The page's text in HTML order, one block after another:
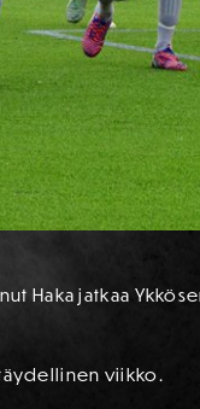
Haka jatkaa
viikko.